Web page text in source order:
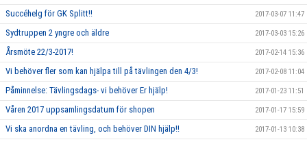
Succéhelg för GK Splitt!! 2017-03-07 11:47
Sydtruppen 2 yngre och äldre 2017-03-03 15:26
Årsmöte 22/3-2017! 2017-02-14 15:36
Vi behöver fler som kan hjälpa till på tävlingen den 4/3! 2017-02-08 11:04
Påminnelse: Tävlingsdags- vi behöver Er hjälp! 2017-01-23 11:51
Våren 2017 uppsamlingsdatum för shopen 2017-01-17 15:59
Vi ska anordna en tävling, och behöver DIN hjälp!! 2017-01-13 10:38